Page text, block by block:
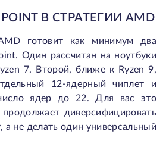
В СТРАТЕГИИ AMD
готовит как минимум два
Один рассчитан на ноутбуки
7. Второй, ближе к Ryzen 9,
12-ядерный чиплет и
ядер до 22. Для вас это
диверсифицировать
а не делать один универсальный